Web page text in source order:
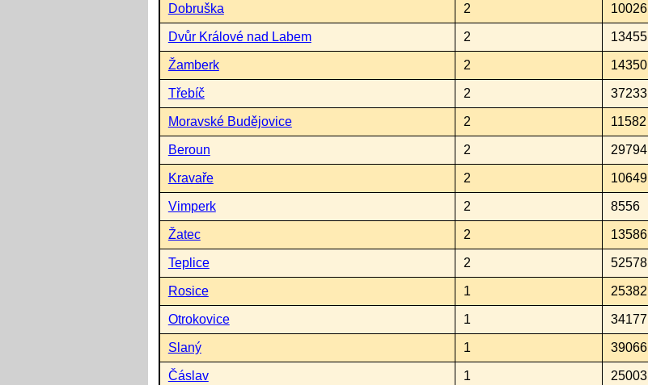
Dobruška 2 10026
Dvůr Králové nad Labem 2 13455
Žamberk 2 14350
Třebíč 2 37233
Moravské Budějovice 2 11582
Beroun 2 29794
Kravaře 2 10649
Vimperk 2 8556
Žatec 2 13586
Teplice 2 52578
Rosice 1 25382
Otrokovice 1 34177
Slaný 1 39066
Čáslav 1 25003